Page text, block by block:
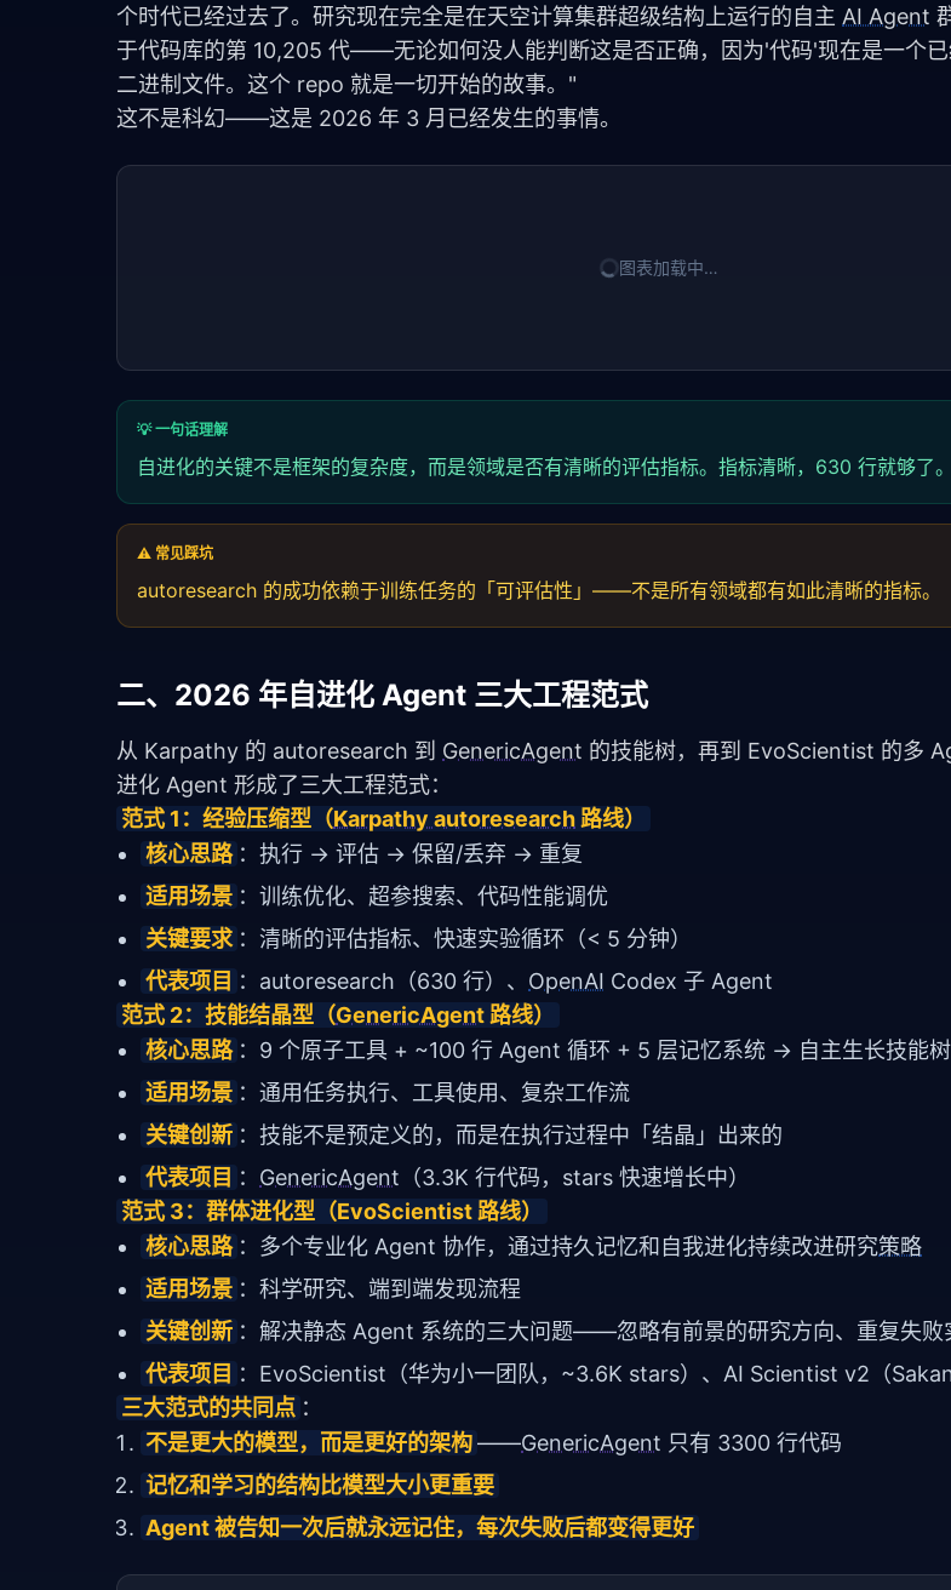
个时代已经过去了。研究现在完全是在天空计算集群超级结构上运行的自主 AI Agent
于代码库的第 10,205 代——无论如何没人能判断这是否正确，因为'代码'现在是一个
二进制文件。这个 repo 就是一切开始的故事。"
这不是科幻——这是 2026 年 3 月已经发生的事情。
图表加载中…
💡 一句话理解
自进化的关键不是框架的复杂度，而是领域是否有清晰的评估指标。指标清晰，630 行就够了。
⚠️ 常见踩坑
autoresearch 的成功依赖于训练任务的「可评估性」——不是所有领域都有如此清晰的指标。
二、2026 年自进化 Agent 三大工程范式
从 Karpathy 的 autoresearch 到 GenericAgent 的技能树，再到 EvoScientist 的多
进化 Agent 形成了三大工程范式：
范式 1：经验压缩型（Karpathy autoresearch 路线）
核心思路 ：执行 → 评估 → 保留/丢弃 → 重复
适用场景 ：训练优化、超参搜索、代码性能调优
关键要求 ：清晰的评估指标、快速实验循环（< 5 分钟）
代表项目 ：autoresearch（630 行）、 OpenAI Codex 子 Agent
范式 2：技能结晶型（GenericAgent 路线）
核心思路 ：9 个原子工具 + ~100 行 Agent 循环 + 5 层记忆系统 → 自主生长技能树
适用场景 ：通用任务执行、工具使用、复杂工作流
关键创新 ：技能不是预定义的，而是在执行过程中「结晶」出来的
代表项目 ： GenericAgent （3.3K 行代码，stars 快速增长中）
范式 3：群体进化型（EvoScientist 路线）
核心思路 ：多个专业化 Agent 协作，通过持久记忆和自我进化持续改进研究策略
适用场景 ：科学研究、端到端发现流程
关键创新 ：解决静态 Agent 系统的三大问题——忽略有前景的研究方向、重复失败
代表项目 ：EvoScientist（华为小一团队，~3.6K stars）、AI Scientist v2（
三大范式的共同点 ：
不是更大的模型，而是更好的架构——GenericAgent 只有 3300 行代码
记忆和学习的结构比模型大小更重要
Agent 被告知一次后就永远记住，每次失败后都变得更好